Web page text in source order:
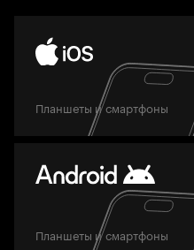
Планшеты и смартфоны
Планшеты и смартфоны